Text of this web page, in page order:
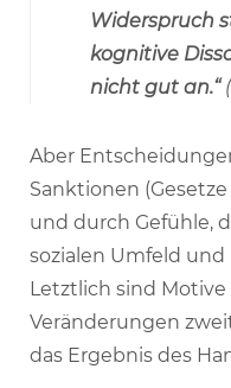
Widerspruch
kognitive
nicht gut an.“
Aber
Sanktionen
und durch Gefühle,
sozialen Umfeld
Letztlich sind
Veränderungen
das Ergebnis des